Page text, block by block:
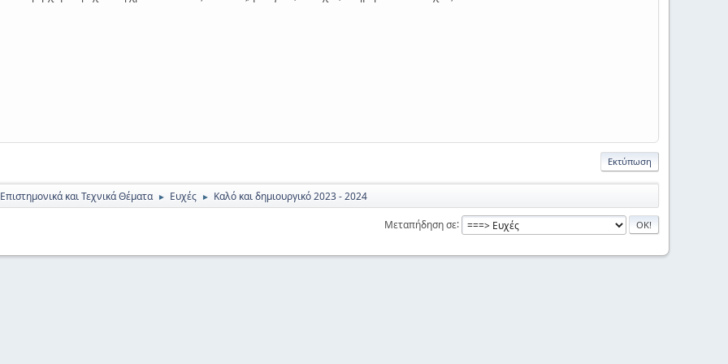
Εκτύπωση
και Τεχνικά Θέματα ► Ευχές ► Καλό και δημιουργικό 2023 - 2024
Μεταπήδηση σε